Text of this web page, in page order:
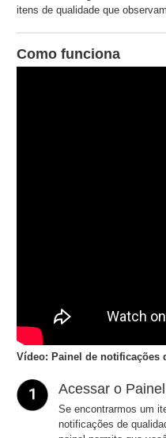
itens de qualidade que
Como funciona
Vídeo: Painel de notificações
Acessar o
Se encontrarmos um
notificações de